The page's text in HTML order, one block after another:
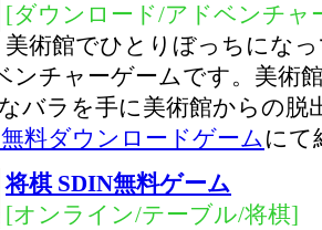
[ダウンロード/アドベンチャ
美術館でひとりぼっちにな
ンチャーゲームです。美術
バラを手に美術館からの脱
料ダウンロードゲームにて
将棋 SDIN無料ゲーム
[オンライン/テーブル/将棋]